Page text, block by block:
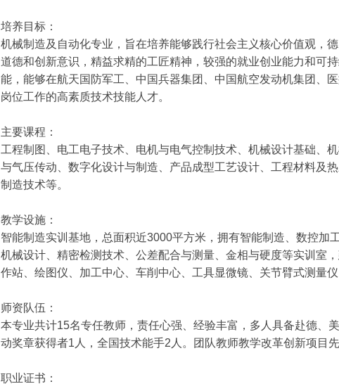
培养目标：
机械制造及自动化专业，旨在培养能够践行社会主义核心价值观，
道德和创新意识，精益求精的工匠精神，较强的就业创业能力和可
能，能够在航天国防军工、中国兵器集团、中国航空发动机集团、
岗位工作的高素质技术技能人才。
主要课程：
工程制图、电工电子技术、电机与电气控制技术、机械设计基础、
与气压传动、数字化设计与制造、产品成型工艺设计、工程材料及
制造技术等。
教学设施：
智能制造实训基地，总面积近3000平方米，拥有智能制造、数控加
机械设计、精密检测技术、公差配合与测量、金相与硬度等实训室
作站、绘图仪、加工中心、车削中心、工具显微镜、关节臂式测量
师资队伍：
本专业共计15名专任教师，责任心强、经验丰富，多人具备赴德、
动奖章获得者1人，全国技术能手2人。团队教师教学改革创新项目
职业证书：